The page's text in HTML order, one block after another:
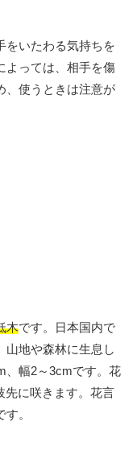
をいたわる気持ちを
よっては、相手を傷
、使うときは注意が
木です。日本国内で
山地や森林に生息し
、幅2～3cmです。花
先に咲きます。花言
す。